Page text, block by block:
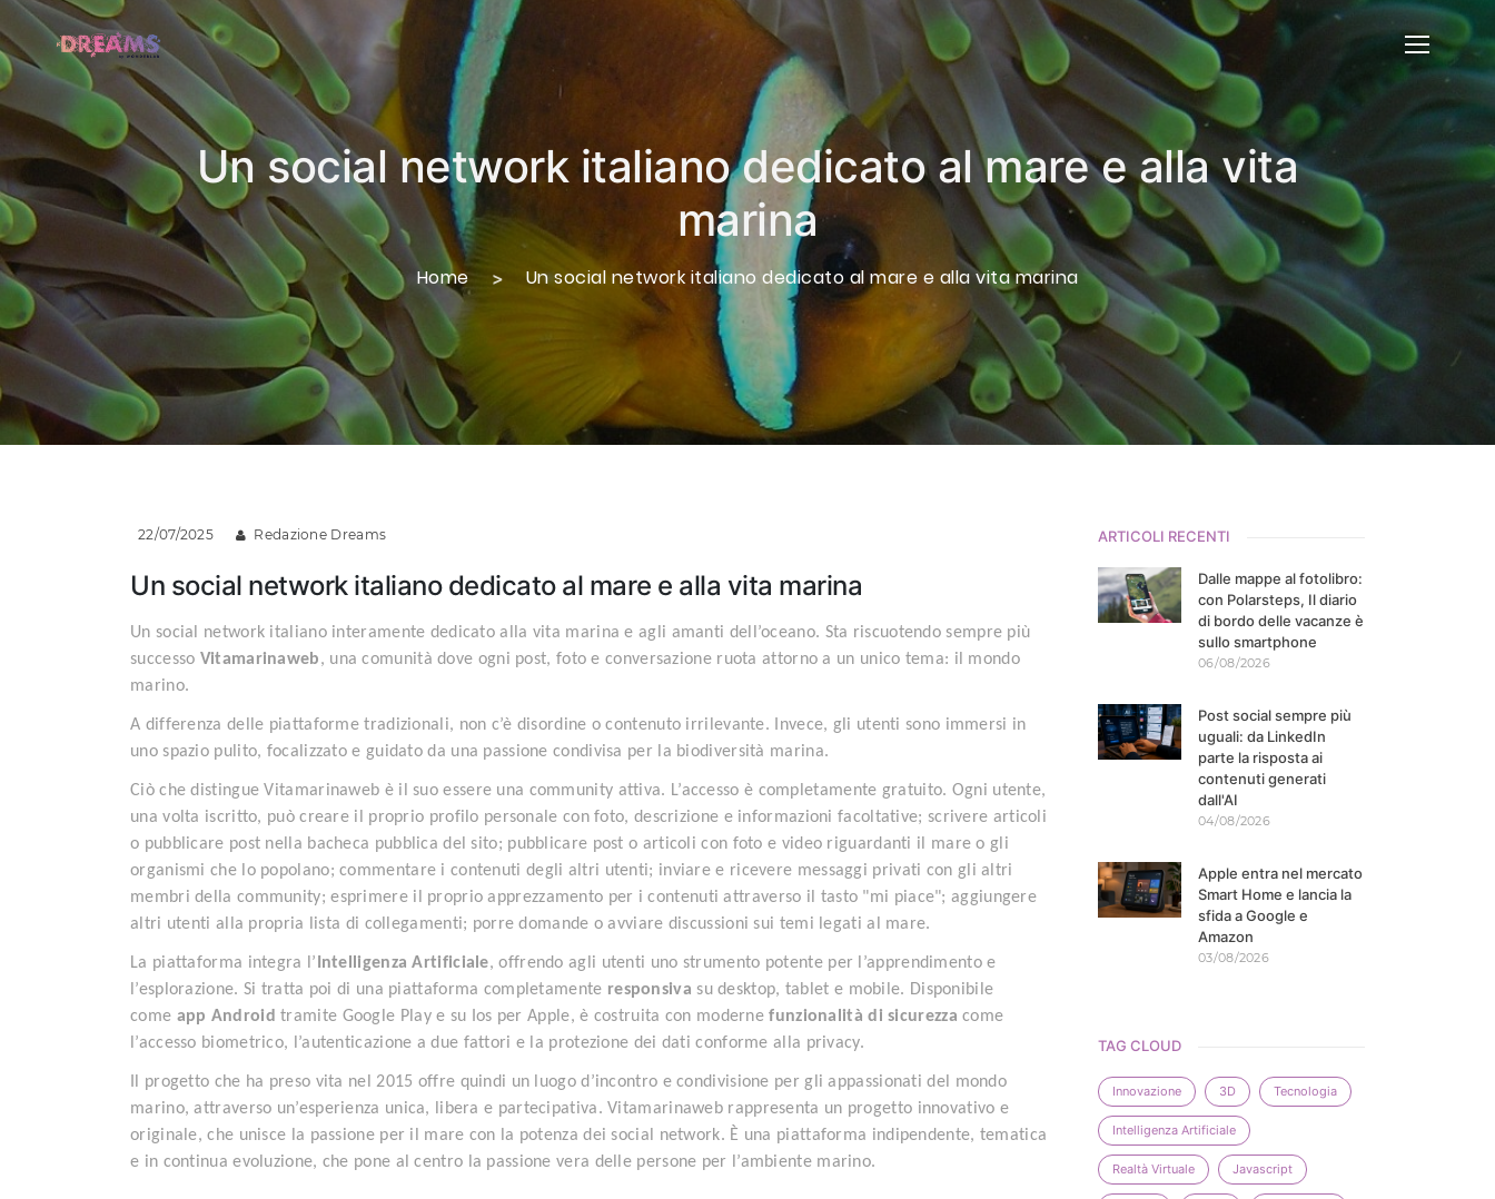
Un social network italiano dedicato al mare e alla vita
marina
Home Un social network italiano dedicato al mare e alla vita marina
22/07/2025 Redazione Dreams
Un social network italiano dedicato al mare e alla vita marina
Un social network italiano interamente dedicato alla vita marina e agli amanti dell’oceano. Sta riscuotendo sempre più
successo Vitamarinaweb, una comunità dove ogni post, foto e conversazione ruota attorno a un unico tema: il mondo
marino.
A differenza delle piattaforme tradizionali, non c’è disordine o contenuto irrilevante. Invece, gli utenti sono immersi in
uno spazio pulito, focalizzato e guidato da una passione condivisa per la biodiversità marina.
Ciò che distingue Vitamarinaweb è il suo essere una community attiva. L’accesso è completamente gratuito. Ogni utente,
una volta iscritto, può creare il proprio profilo personale con foto, descrizione e informazioni facoltative; scrivere articoli
o pubblicare post nella bacheca pubblica del sito; pubblicare post o articoli con foto e video riguardanti il mare o gli
organismi che lo popolano; commentare i contenuti degli altri utenti; inviare e ricevere messaggi privati con gli altri
membri della community; esprimere il proprio apprezzamento per i contenuti attraverso il tasto "mi piace"; aggiungere
altri utenti alla propria lista di collegamenti; porre domande o avviare discussioni sui temi legati al mare.
La piattaforma integra l’ Intelligenza Artificiale, offrendo agli utenti uno strumento potente per l’apprendimento e
l’esplorazione. Si tratta poi di una piattaforma completamente responsiva su desktop, tablet e mobile. Disponibile
come app Android tramite Google Play e su Ios per Apple, è costruita con modernefunzionalità di sicurezza come
l’accesso biometrico, l’autenticazione a due fattori e la protezione dei dati conforme alla privacy.
Il progetto che ha preso vita nel 2015 offre quindi un luogo d’incontro e condivisione per gli appassionati del mondo
marino, attraverso un’esperienza unica, libera e partecipativa. Vitamarinaweb rappresenta un progetto innovativo e
originale, che unisce la passione per il mare con la potenza dei social network. È una piattaforma indipendente, tematica
e in continua evoluzione, che pone al centro la passione vera delle persone per l’ambiente marino.
ARTICOLI RECENTI
Dalle mappe al fotolibro:
con Polarsteps, Il diario
di bordo delle vacanze è
sullo smartphone
06/08/2026
Post social sempre più
uguali: da LinkedIn
parte la risposta ai
contenuti generati
dall'AI
04/08/2026
Apple entra nel mercato
Smart Home e lancia la
sfida a Google e
Amazon
03/08/2026
TAG CLOUD
Innovazione 3D Tecnologia
Intelligenza Artificiale
Realtà Virtuale Javascript